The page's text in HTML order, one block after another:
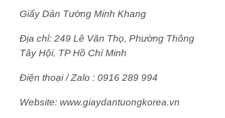
Giấy Dán Tường Minh Khang
Địa chỉ: 249 Lê Văn Thọ, Phường Thông
Tây Hội, TP Hồ Chí Minh
Điện thoại / Zalo : 0916 289 994
Website: www.giaydantuongkorea.vn